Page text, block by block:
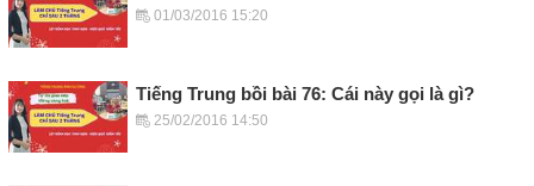
01/03/2016 15:20
Tiếng Trung bồi bài 76: Cái này gọi là gì?
25/02/2016 14:50